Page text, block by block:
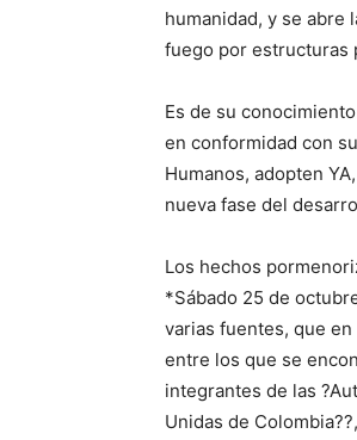
humanidad, y se abre
fuego por estructuras
Es de su
en conformidad con
Humanos, adopten
nueva fase del
Los hechos
*Sábado 25 de
varias fuentes, que
entre los que se
integrantes de las
Unidas de